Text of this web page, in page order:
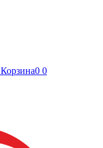
Корзина0 0